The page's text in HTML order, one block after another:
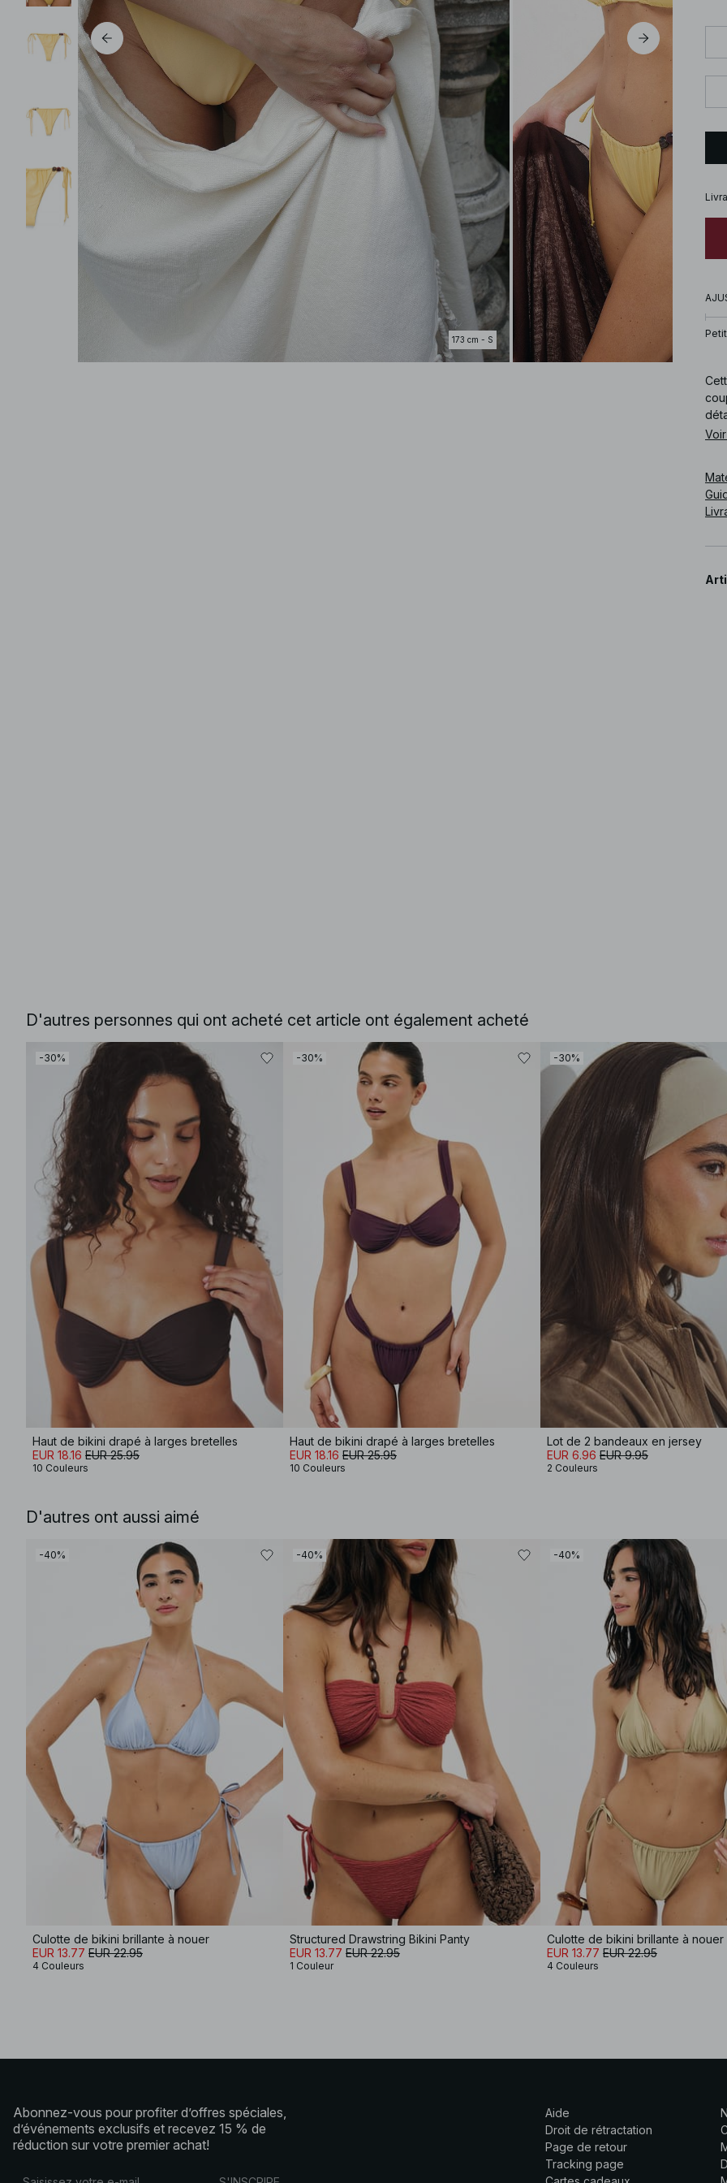
173 cm - S
Petit
D'autres personnes qui ont acheté cet article ont également acheté
-30%
Haut de bikini drapé à larges bretelles
EUR 18.16 EUR 25.95
10 Couleurs
-30%
Haut de bikini drapé à larges bretelles
EUR 18.16 EUR 25.95
10 Couleurs
-30%
Lot de 2 bandeaux en jersey
EUR 6.96 EUR 9.95
2 Couleurs
D'autres ont aussi aimé
-40%
Culotte de bikini brillante à nouer
EUR 13.77 EUR 22.95
4 Couleurs
-40%
Structured Drawstring Bikini Panty
EUR 13.77 EUR 22.95
1 Couleur
-40%
Culotte de bikini brillante à nouer
EUR 13.77 EUR 22.95
4 Couleurs
Abonnez-vous pour profiter d’offres spéciales,
d’événements exclusifs et recevez 15 % de
réduction sur votre premier achat!
Aide
Droit de rétractation
Page de retour
Tracking page